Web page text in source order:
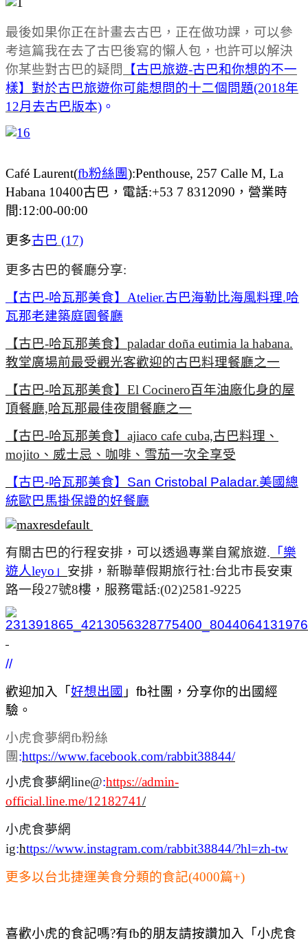
最後如果你正在計畫去古巴，正在做功課，可以參
考這篇我在去了古巴後寫的懶人包，也許可以解決
你某些對古巴的疑問
【古巴旅遊-古巴和你想的不一
樣】對於古巴旅遊你可能想問的十二個問題(2018年
12月去古巴版本) 。
Café Laurent(fb粉絲團):Penthouse, 257 Calle M, La
Habana 10400古巴，電話:+53 7 8312090，營業時
間:12:00-00:00
更多古巴 (17)
更多古巴的餐廳分享:
【古巴-哈瓦那美食】Atelier.古巴海勒比海風料理.哈
瓦那老建築庭園餐廳
【古巴-哈瓦那美食】paladar doña eutimia la habana.
教堂廣場前最受觀光客歡迎的古巴料理餐廳之一
【古巴-哈瓦那美食】El Cocinero百年油廠化身的屋
頂餐廳,哈瓦那最佳夜間餐廳之一
【古巴-哈瓦那美食】ajiaco cafe cuba,古巴料理、
mojito、威士忌、咖啡、雪茄一次全享受
【古巴-哈瓦那美食】San Cristobal Paladar.美國總
統歐巴馬掛保證的好餐廳
有關古巴的行程安排，可以透過專業自駕旅遊. 「樂
遊人leyo」 安排，新聯華假期旅行社:台北市長安東
路一段27號8樓，服務電話:(02)2581-9225
//
歡迎加入「 好想出國 」fb社團，分享你的出國經
驗。
小虎食夢網fb粉絲
團 :https://www.facebook.com/rabbit38844/
小虎食夢網line@:https://admin-
official.line.me/12182741/
小虎食夢網
ig:https://www.instagram.com/rabbit38844/?hl=zh-tw
更多以台北捷運美食分類的食記(4000篇+)
喜歡小虎的食記嗎?有fb的朋友請按讚加入「小虎食